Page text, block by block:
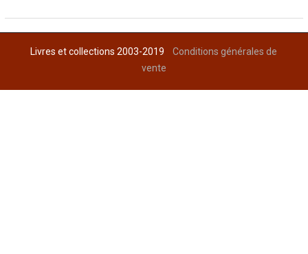
Livres et collections 2003-2019Conditions générales de
vente